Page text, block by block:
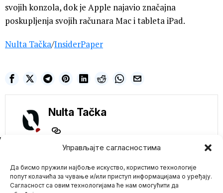
Управљајте сагласностима
Да бисмо пружили најбоље искуство, користимо технологије
попут колачића за чување и/или приступ информацијама о уређају.
Сагласност са овим технологијама ће нам омогућити да
svojih konzola, dok je Apple najavio značajna
poskupljenja svojih računara Mac i tableta iPad.
Nulta Tačka/InsiderPaper
Nulta Tačka
zdtravlja Velike
Britanije prestaje sa
objavljivanjem COVID
19 projekcija- Traži